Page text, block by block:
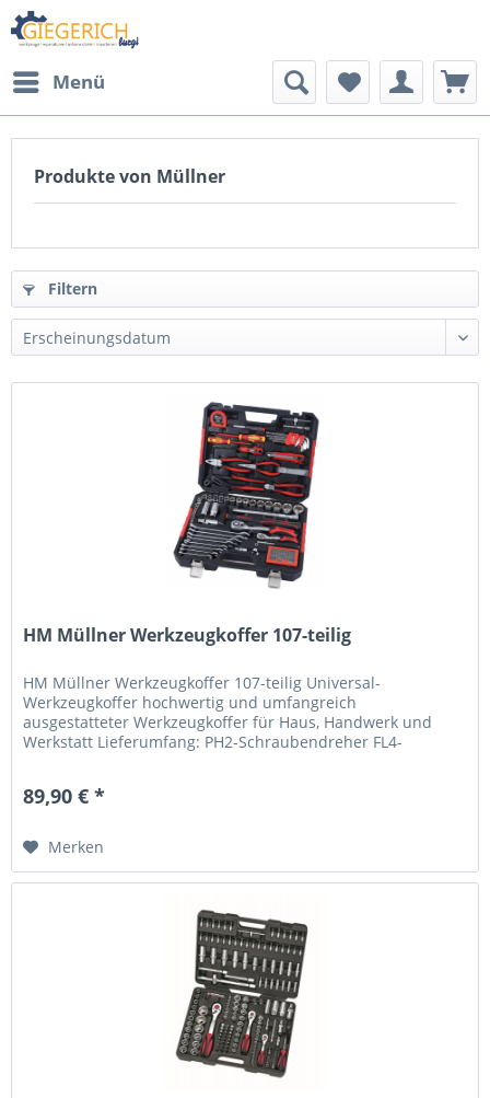
Menü
Produkte von Müllner
Filtern
HM Müllner Werkzeugkoffer 107-teilig
HM Müllner Werkzeugkoffer 107-teilig Universal-
Werkzeugkoffer hochwertig und umfangreich
ausgestatteter Werkzeugkoffer für Haus, Handwerk und
Werkstatt Lieferumfang: PH2-Schraubendreher FL4-
89,90 € *
Merken